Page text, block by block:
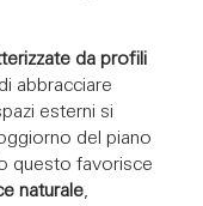
da profili
abbracciare
esterni si
del piano
questo favorisce
naturale,